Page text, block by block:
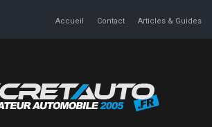
Accueil Contact Articles & Guides